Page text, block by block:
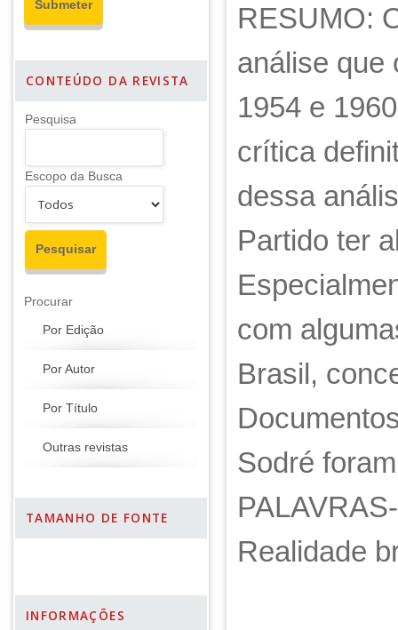
CONTEÚDO DA REVISTA
Pesquisa
Escopo da Busca
Procurar
Por Edição
Por Autor
Por Título
Outras revistas
TAMANHO DE FONTE
INFORMAÇÕES
RESUMO:
análise que
1954 e
crítica
dessa
Partido ter
com
Brasil,
Sodré
Realidade